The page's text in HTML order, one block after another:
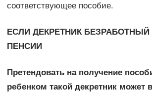
соответствующее пособие.
ЕСЛИ ДЕКРЕТНИК
ПЕНСИИ
Претендовать на получение
ребенком такой декретник может